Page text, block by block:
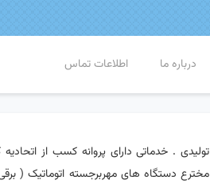
درباره ما اطلاعات تماس
تولیدی . خدماتی دارای پروانه کسب از
مخترع دستگاه های مهربرجسته اتوماتیک (